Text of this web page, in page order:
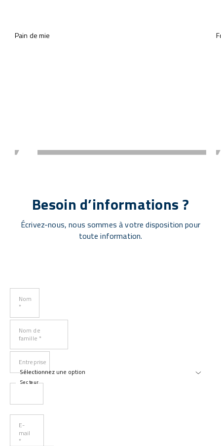
Pain de mie
Besoin d’informations ?
Écrivez-nous, nous sommes à votre disposition pour
toute information.
Nom
*
Nom de
famille *
Entreprise
Secteur
E-
mail
*